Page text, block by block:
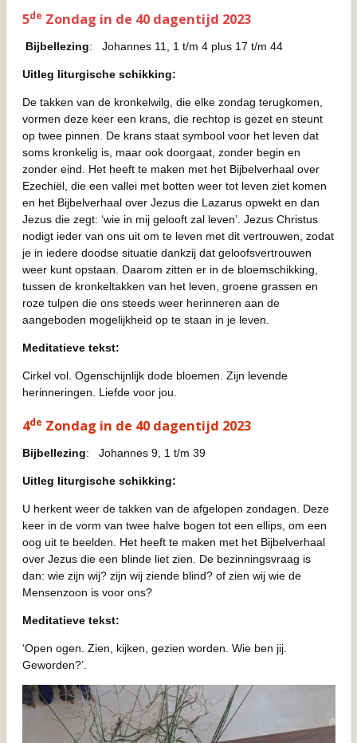
5de Zondag in de 40 dagentijd 2023
Bijbellezing: Johannes 11, 1 t/m 4 plus 17 t/m 44
Uitleg liturgische schikking:
De takken van de kronkelwilg, die elke zondag terugkomen,
vormen deze keer een krans, die rechtop is gezet en steunt
op twee pinnen. De krans staat symbool voor het leven dat
soms kronkelig is, maar ook doorgaat, zonder begin en
zonder eind. Het heeft te maken met het Bijbelverhaal over
Ezechiël, die een vallei met botten weer tot leven ziet komen
en het Bijbelverhaal over Jezus die Lazarus opwekt en dan
Jezus die zegt: ‘wie in mij gelooft zal leven’. Jezus Christus
nodigt ieder van ons uit om te leven met dit vertrouwen, zodat
je in iedere doodse situatie dankzij dat geloofsvertrouwen
weer kunt opstaan. Daarom zitten er in de bloemschikking,
tussen de kronkeltakken van het leven, groene grassen en
roze tulpen die ons steeds weer herinneren aan de
aangeboden mogelijkheid op te staan in je leven.
Meditatieve tekst:
Cirkel vol. Ogenschijnlijk dode bloemen. Zijn levende
herinneringen. Liefde voor jou.
4de Zondag in de 40 dagentijd 2023
Bijbellezing: Johannes 9, 1 t/m 39
Uitleg liturgische schikking:
U herkent weer de takken van de afgelopen zondagen. Deze
keer in de vorm van twee halve bogen tot een ellips, om een
oog uit te beelden. Het heeft te maken met het Bijbelverhaal
over Jezus die een blinde liet zien. De bezinningsvraag is
dan: wie zijn wij? zijn wij ziende blind? of zien wij wie de
Mensenzoon is voor ons?
Meditatieve tekst:
‘Open ogen. Zien, kijken, gezien worden. Wie ben jij.
Geworden?’.